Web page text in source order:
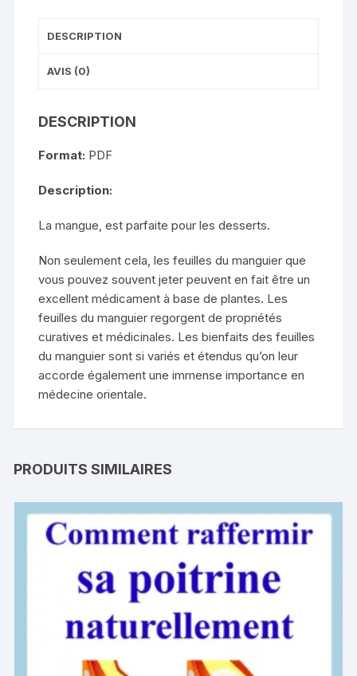
o
o
o
DESCRIPTION
AVIS (0)
DESCRIPTION
Format: PDF
Description:
La mangue, est parfaite pour les desserts.
Non seulement cela, les feuilles du manguier que
vous pouvez souvent jeter peuvent en fait être un
excellent médicament à base de plantes. Les
feuilles du manguier regorgent de propriétés
curatives et médicinales. Les bienfaits des feuilles
du manguier sont si variés et étendus qu’on leur
accorde également une immense importance en
médecine orientale.
PRODUITS SIMILAIRES